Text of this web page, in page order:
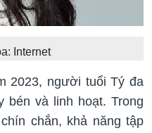
Internet
2023, người tuổi Tý đa
bén và linh hoạt. Trong
chắn, khả năng tập